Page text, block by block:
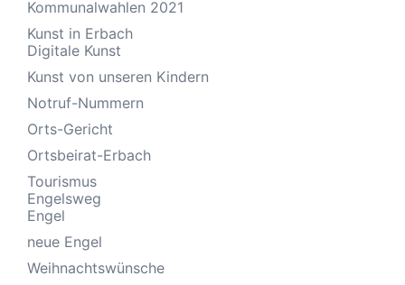
Kommunalwahlen 2021
Kunst in Erbach
Digitale Kunst
Kunst von unseren Kindern
Notruf-Nummern
Orts-Gericht
Ortsbeirat-Erbach
Tourismus
Engelsweg
Engel
neue Engel
Weihnachtswünsche